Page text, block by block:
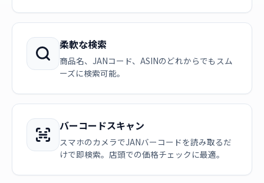
柔軟な検索
商品名、JANコード、ASINのどれからでもスム
ーズに検索可能。
バーコードスキャン
スマホのカメラでJANバーコードを読み取るだ
けで即検索。店頭での価格チェックに最適。